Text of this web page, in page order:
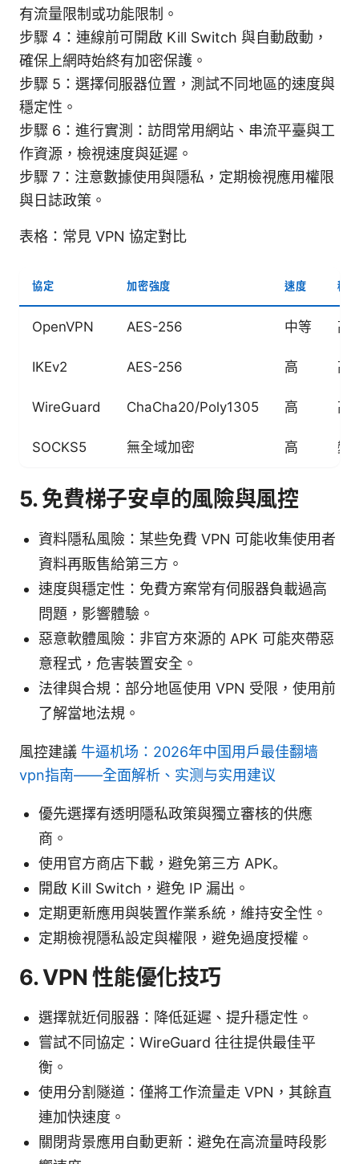
有流量限制或功能限制。
步驟 4：連線前可開啟 Kill Switch 與自動啟動，
確保上網時始終有加密保護。
步驟 5：選擇伺服器位置，測試不同地區的速度與
穩定性。
步驟 6：進行實測：訪問常用網站、串流平臺與工
作資源，檢視速度與延遲。
步驟 7：注意數據使用與隱私，定期檢視應用權限
與日誌政策。
表格：常見 VPN 協定對比
協定 加密強度 速度 穩
OpenVPN AES-256 中等 高
IKEv2 AES-256 高 高
WireGuard ChaCha20/Poly1305 高 高
SOCKS5 無全域加密 高 變
5. 免費梯子安卓的風險與風控
資料隱私風險：某些免費 VPN 可能收集使用者
資料再販售給第三方。
速度與穩定性：免費方案常有伺服器負載過高
問題，影響體驗。
惡意軟體風險：非官方來源的 APK 可能夾帶惡
意程式，危害裝置安全。
法律與合規：部分地區使用 VPN 受限，使用前
了解當地法規。
風控建議 牛逼机场：2026年中国用户最佳翻墙
vpn指南——全面解析、实测与实用建议
優先選擇有透明隱私政策與獨立審核的供應
商。
使用官方商店下載，避免第三方 APK。
開啟 Kill Switch，避免 IP 漏出。
定期更新應用與裝置作業系統，維持安全性。
定期檢視隱私設定與權限，避免過度授權。
6. VPN 性能優化技巧
選擇就近伺服器：降低延遲、提升穩定性。
嘗試不同協定：WireGuard 往往提供最佳平
衡。
使用分割隧道：僅將工作流量走 VPN，其餘直
連加快速度。
關閉背景應用自動更新：避免在高流量時段影